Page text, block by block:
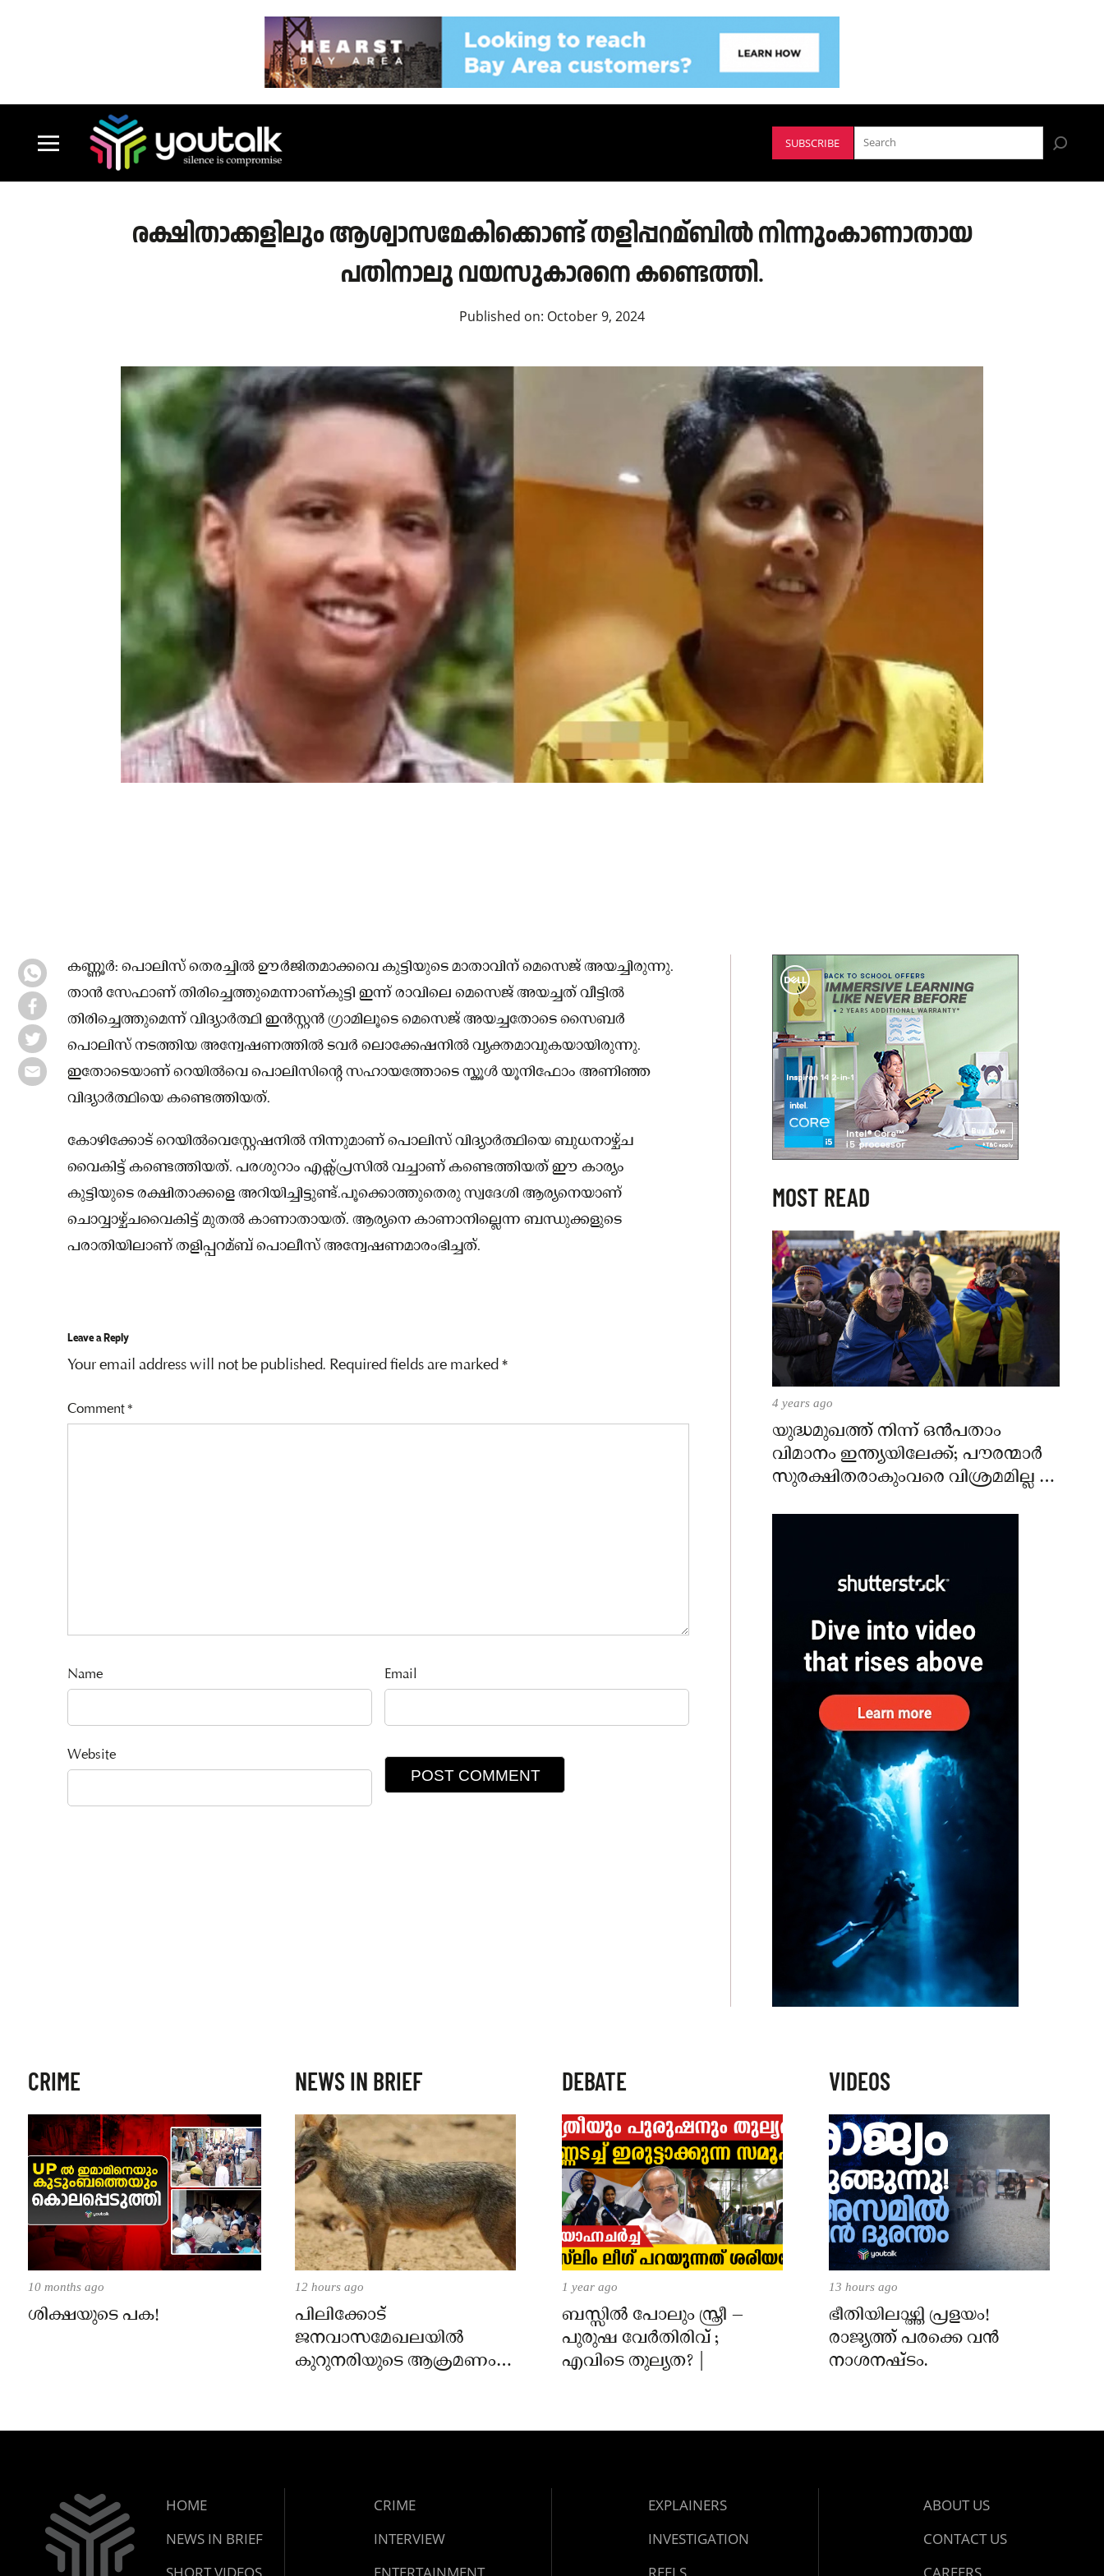
SUBSCRIBE
രക്ഷിതാക്കളിലും ആശ്വാസമേകിക്കൊണ്ട് തളിപ്പറമ്ബില്‍ നിന്നുംകാണാതായ
പതിനാലു വയസുകാരനെ കണ്ടെത്തി.
Published on: October 9, 2024
കണ്ണൂര്‍: പൊലിസ് തെരച്ചില്‍ ഊര്‍ജിതമാക്കവെ കുട്ടിയുടെ മാതാവിന് മെസെജ് അയച്ചിരുന്നു.
താൻ സേഫാണ് തിരിച്ചെത്തുമെന്നാണ്കുട്ടി ഇന്ന് രാവിലെ മെസെജ് അയച്ചത് വീട്ടില്‍
തിരിച്ചെത്തുമെന്ന് വിദ്യാർത്ഥി ഇൻസ്റ്റൻ ഗ്രാമിലൂടെ മെസെജ് അയച്ചതോടെ സൈബർ
പൊലിസ് നടത്തിയ അന്വേഷണത്തില്‍ ടവർ ലൊക്കേഷനില്‍ വ്യക്തമാവുകയായിരുന്നു.
ഇതോടെയാണ് റെയില്‍വെ പൊലിസിൻ്റെ സഹായത്തോടെ സ്കൂള്‍ യൂനിഫോം അണിഞ്ഞ
വിദ്യാർത്ഥിയെ കണ്ടെത്തിയത്.
കോഴിക്കോട് റെയില്‍വെസ്റ്റേഷനില്‍ നിന്നുമാണ് പൊലിസ് വിദ്യാർത്ഥിയെ ബുധനാഴ്ച്ച
വൈകിട്ട് കണ്ടെത്തിയത്. പരശുറാം എക്സ്പ്രസില്‍ വച്ചാണ് കണ്ടെത്തിയത് ഈ കാര്യം
കുട്ടിയുടെ രക്ഷിതാക്കളെ അറിയിച്ചിട്ടുണ്ട്.പൂക്കൊത്തുതെരു സ്വദേശി ആര്യനെയാണ്
ചൊവ്വാഴ്ച്ചവൈകിട്ട് മുതല്‍ കാണാതായത്. ആര്യനെ കാണാനില്ലെന്ന ബന്ധുക്കളുടെ
പരാതിയിലാണ് തളിപ്പറമ്ബ് പൊലീസ് അന്വേഷണമാരംഭിച്ചത്.
Leave a Reply
Your email address will not be published. Required fields are marked*
Comment*
Name Email
Website
MOST READ
4 years ago
യുദ്ധമുഖത്ത് നിന്ന് ഒൻപതാം
വിമാനം ഇന്ത്യയിലേക്ക്; പൗരന്മാർ
സുരക്ഷിതരാകുംവരെ വിശ്രമമില്ല –
CRIME
10 months ago
ശിക്ഷയുടെ പക!
NEWS IN BRIEF
12 hours ago
പിലിക്കോട്
ജനവാസമേഖലയിൽ
കുറുനരിയുടെ ആക്രമണം;
പഞ്ചായത്ത്
DEBATE
1 year ago
ബസ്സിൽ പോലും സ്ത്രീ –
പുരുഷ വേർതിരിവ് ;
എവിടെ തുല്യത? |
VIDEOS
13 hours ago
ഭീതിയിലാഴ്ത്തി പ്രളയം!
രാജ്യത്ത് പരക്കെ വൻ
നാശനഷ്ടം.
HOME
NEWS IN BRIEF
CRIME
INTERVIEW
EXPLAINERS
INVESTIGATION
ABOUT US
CONTACT US